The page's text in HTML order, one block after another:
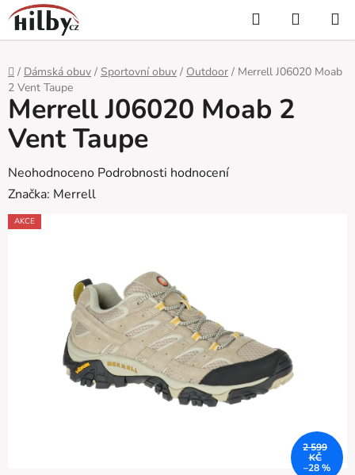
Přejít
na
obsah
Hledat
KOŠÍK
Domů
/ Dámská obuv / Sportovní obuv / Outdoor / Merrell J06020 Moab
2 Vent Taupe
Merrell J06020 Moab 2
Vent Taupe
Průměrné
hodnocení
produktu
Neohodnoceno Podrobnosti hodnocení
Značka: Merrell
AKCE
2 599
KČ
–28 %